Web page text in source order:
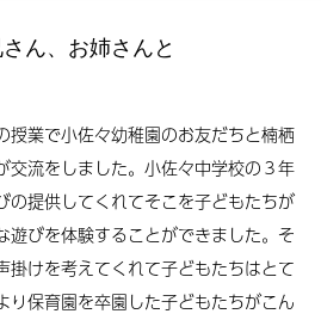
ん、お姉さんと
業で小佐々幼稚園のお友だちと楠栖
交流をしました。小佐々中学校の３年
の提供してくれてそこを子どもたちが
遊びを体験することができました。そ
掛けを考えてくれて子どもたちはとて
り保育園を卒園した子どもたちがこん